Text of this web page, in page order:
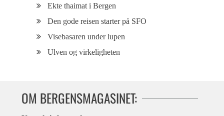
Ekte thaimat i Bergen
Den gode reisen starter på SFO
Visebasaren under lupen
Ulven og virkeligheten
OM BERGENSMAGASINET: